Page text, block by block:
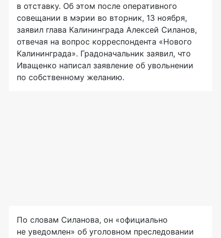
в отставку. Об этом после оперативного
совещании в мэрии во вторник, 13 ноября,
заявил глава Калининграда Алексей Силанов,
отвечая на вопрос корреспондента «Нового
Калининграда». Градоначальник заявил, что
Иващенко написал заявление об увольнении
по собственному желанию.
По словам Силанова, он «официально
не уведомлен» об уголовном преследовании